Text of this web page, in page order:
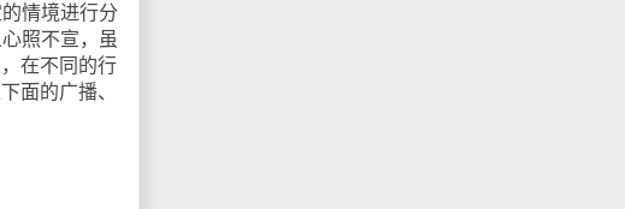
情境进行分
照不宣，虽
在不同的行
面的广播、